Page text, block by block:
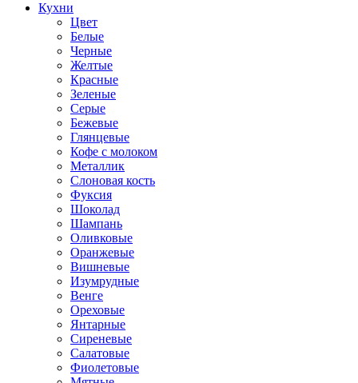
Кухни
Цвет
Белые
Черные
Желтые
Красные
Зеленые
Серые
Бежевые
Глянцевые
Кофе с молоком
Металлик
Слоновая кость
Фуксия
Шоколад
Шампань
Оливковые
Оранжевые
Вишневые
Изумрудные
Венге
Ореховые
Янтарные
Сиреневые
Салатовые
Фиолетовые